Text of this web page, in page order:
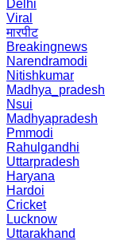
Delhi
Viral
मारपीट
Breakingnews
Narendramodi
Nitishkumar
Madhya_pradesh
Nsui
Madhyapradesh
Pmmodi
Rahulgandhi
Uttarpradesh
Haryana
Hardoi
Cricket
Lucknow
Uttarakhand